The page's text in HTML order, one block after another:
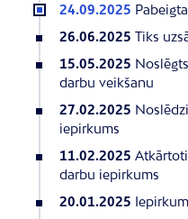
24.09.2025
26.06.2025 Tiks
15.05.2025
darbu veikšanu
27.02.2025
iepirkums
11.02.2025
darbu iepirkums
20.01.2025